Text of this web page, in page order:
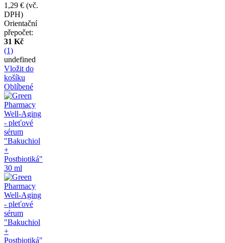
1,29 € (vč.
DPH)
Orientační
přepočet:
31 Kč
(1)
undefined
Vložit do
košíku
Oblíbené